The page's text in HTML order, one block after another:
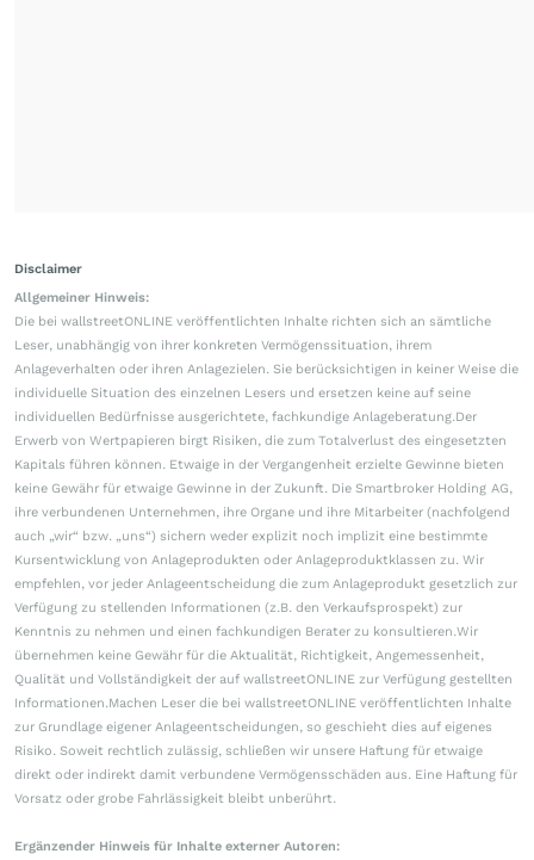
Disclaimer
Allgemeiner Hinweis:
Die bei wallstreetONLINE veröffentlichten Inhalte richten sich an sämtliche
Leser, unabhängig von ihrer konkreten Vermögenssituation, ihrem
Anlageverhalten oder ihren Anlagezielen. Sie berücksichtigen in keiner Weise die
individuelle Situation des einzelnen Lesers und ersetzen keine auf seine
individuellen Bedürfnisse ausgerichtete, fachkundige Anlageberatung.Der
Erwerb von Wertpapieren birgt Risiken, die zum Totalverlust des eingesetzten
Kapitals führen können. Etwaige in der Vergangenheit erzielte Gewinne bieten
keine Gewähr für etwaige Gewinne in der Zukunft. Die Smartbroker Holding AG,
ihre verbundenen Unternehmen, ihre Organe und ihre Mitarbeiter (nachfolgend
auch „wir“ bzw. „uns“) sichern weder explizit noch implizit eine bestimmte
Kursentwicklung von Anlageprodukten oder Anlageproduktklassen zu. Wir
empfehlen, vor jeder Anlageentscheidung die zum Anlageprodukt gesetzlich zur
Verfügung zu stellenden Informationen (z.B. den Verkaufsprospekt) zur
Kenntnis zu nehmen und einen fachkundigen Berater zu konsultieren.Wir
übernehmen keine Gewähr für die Aktualität, Richtigkeit, Angemessenheit,
Qualität und Vollständigkeit der auf wallstreetONLINE zur Verfügung gestellten
Informationen.Machen Leser die bei wallstreetONLINE veröffentlichten Inhalte
zur Grundlage eigener Anlageentscheidungen, so geschieht dies auf eigenes
Risiko. Soweit rechtlich zulässig, schließen wir unsere Haftung für etwaige
direkt oder indirekt damit verbundene Vermögensschäden aus. Eine Haftung für
Vorsatz oder grobe Fahrlässigkeit bleibt unberührt.
Ergänzender Hinweis für Inhalte externer Autoren: